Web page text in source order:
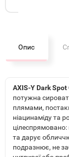
Опис
AXIS-Y Dark
потужна
плямами,
ніацинаміду та
цілеспрямовано:
та дарує
подразнює, не